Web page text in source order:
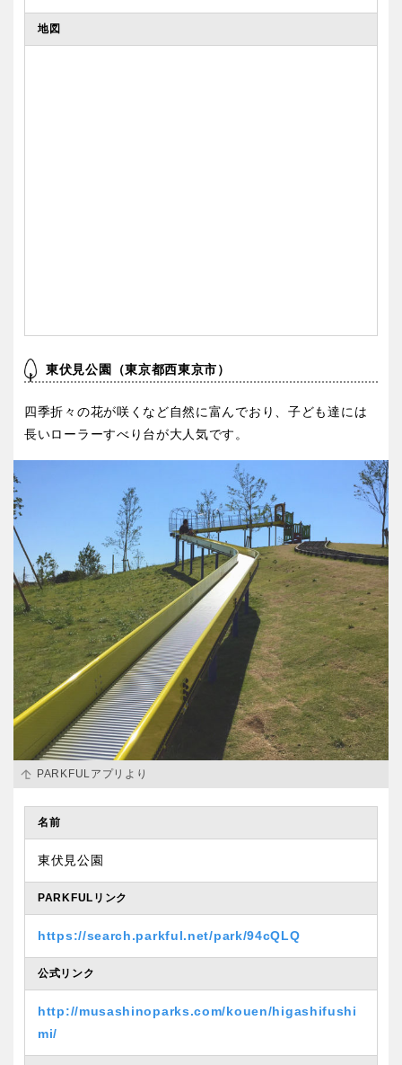
地図
東伏見公園（東京都西東京市）
四季折々の花が咲くなど自然に富んでおり、子ども達には
長いローラーすべり台が大人気です。
PARKFULアプリより
名前
東伏見公園
PARKFULリンク
https://search.parkful.net/park/94cQLQ
公式リンク
http://musashinoparks.com/kouen/higashifushi
mi/